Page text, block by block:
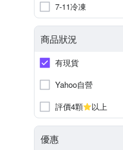
7-11冷凍
商品狀況
有現貨
Yahoo自營
評價4顆
以上
優惠